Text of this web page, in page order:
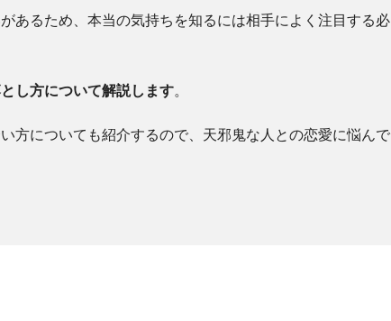
あるため、本当の気持ちを知るには相手によく注目する必
し方について解説します。
方についても紹介するので、天邪鬼な人との恋愛に悩んで